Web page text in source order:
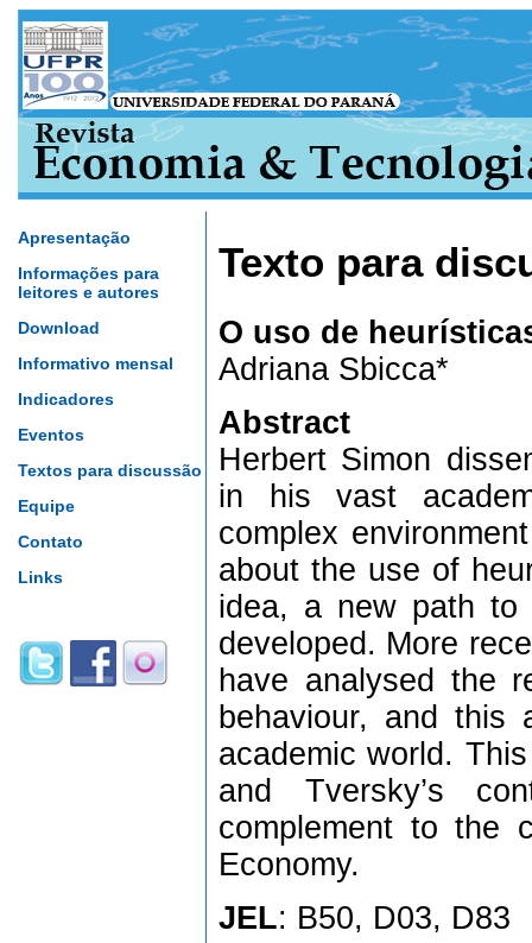
Apresentação
Informações para
leitores e autores
Download
Informativo mensal
Indicadores
Eventos
Textos para discussão
Equipe
Contato
Links
Texto para
O uso de
Adriana Sbicca*
Abstract
Herbert Simon
in his vast
complex
about the use of
idea, a new path to
developed. More
have analysed the
behaviour, and this
academic world.
and Tversky’s
complement to the
Economy.
JEL: B50, D03, D83